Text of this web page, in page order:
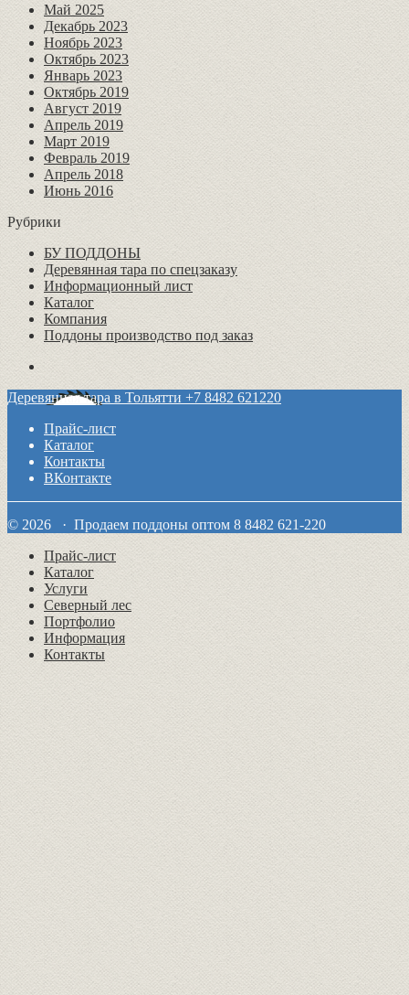
Май 2025
Декабрь 2023
Ноябрь 2023
Октябрь 2023
Январь 2023
Октябрь 2019
Август 2019
Апрель 2019
Март 2019
Февраль 2019
Апрель 2018
Июнь 2016
Рубрики
БУ ПОДДОНЫ
Деревянная тара по спецзаказу
Информационный лист
Каталог
Компания
Поддоны производство под заказ
Деревянная тара в Тольятти +7 8482 621220
Прайс-лист
Каталог
Контакты
ВКонтакте
© 2026 · Продаем поддоны оптом 8 8482 621-220
Прайс-лист
Каталог
Услуги
Северный лес
Портфолио
Информация
Контакты